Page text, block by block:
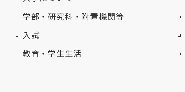
学部・研究科・附置機関等
入試
教育・学生生活